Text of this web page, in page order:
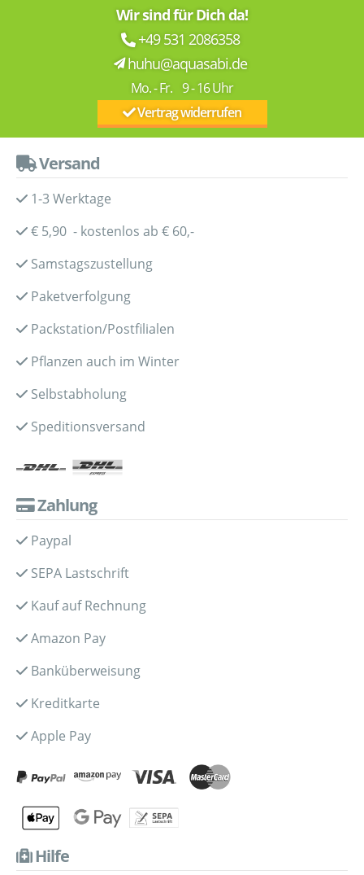
Wir sind für Dich da!
+49 531 2086358
huhu@aquasabi.de
Mo. - Fr. 9 - 16 Uhr
Vertrag widerrufen
Versand
1-3 Werktage
€ 5,90 - kostenlos ab € 60,-
Samstagszustellung
Paketverfolgung
Packstation/Postfilialen
Pflanzen auch im Winter
Selbstabholung
Speditionsversand
Zahlung
Paypal
SEPA Lastschrift
Kauf auf Rechnung
Amazon Pay
Banküberweisung
Kreditkarte
Apple Pay
Hilfe